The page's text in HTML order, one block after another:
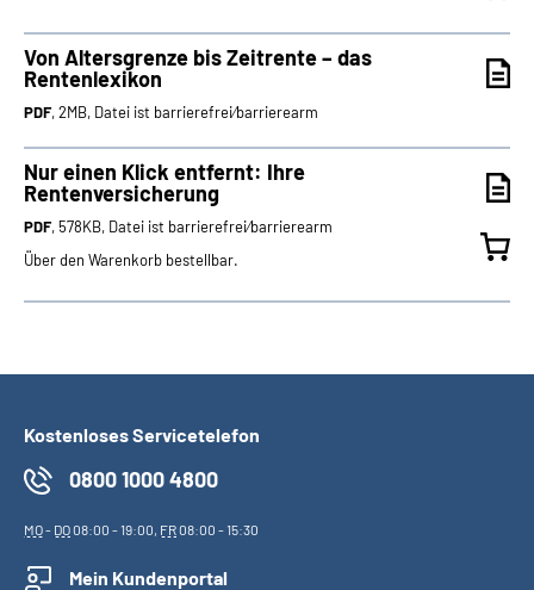
Von Altersgrenze bis Zeitrente – das
Rentenlexikon
PDF, 2MB, Datei ist barrierefrei⁄barrierearm
Nur einen Klick entfernt: Ihre
Rentenversicherung
PDF, 578KB, Datei ist barrierefrei⁄barrierearm
Über den Warenkorb bestellbar.
Kostenloses Servicetelefon
0800 1000 4800
MO- DO08:00 - 19:00, FR08:00 - 15:30
Mein Kundenportal